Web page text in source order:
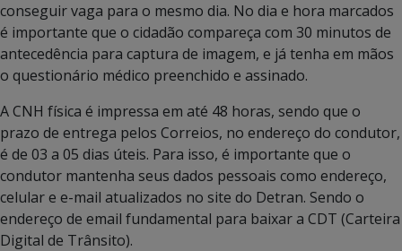
conseguir vaga para o mesmo dia. No dia e hora marcados
é importante que o cidadão compareça com 30 minutos de
antecedência para captura de imagem, e já tenha em mãos
o questionário médico preenchido e assinado.
A CNH física é impressa em até 48 horas, sendo que o
prazo de entrega pelos Correios, no endereço do condutor,
é de 03 a 05 dias úteis. Para isso, é importante que o
condutor mantenha seus dados pessoais como endereço,
celular e e-mail atualizados no site do Detran. Sendo o
endereço de email fundamental para baixar a CDT (Carteira
Digital de Trânsito).